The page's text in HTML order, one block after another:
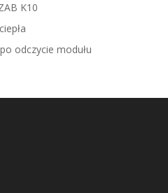
K10
odczycie modułu